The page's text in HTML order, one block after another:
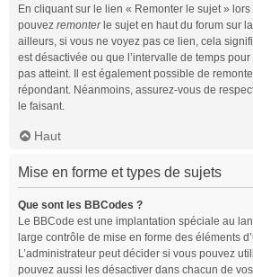
En cliquant sur le lien « Remonter le sujet »
pouvez remonterle sujet en haut du forum sur
ailleurs, si vous ne voyez pas ce lien, cela
est désactivée ou que l’intervalle de temps
pas atteint. Il est également possible de
répondant. Néanmoins, assurez-vous de
le faisant.
Haut
Mise en forme et types de sujets
Que sont les BBCodes ?
Le BBCode est une implantation spéciale au
large contrôle de mise en forme des éléments
L’administrateur peut décider si vous pouvez
pouvez aussi les désactiver dans chacun de